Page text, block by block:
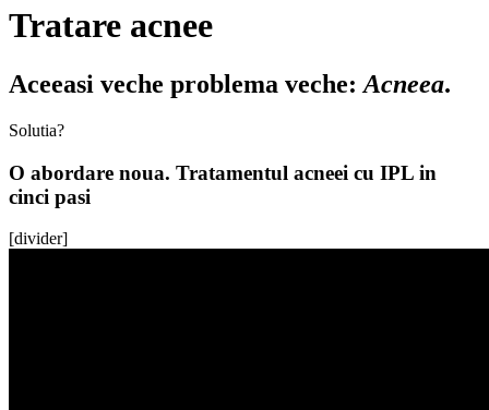
Tratare acnee
Aceeasi veche problema veche: Acneea.
Solutia?
O abordare noua. Tratamentul acneei cu IPL in
cinci pasi
[divider]